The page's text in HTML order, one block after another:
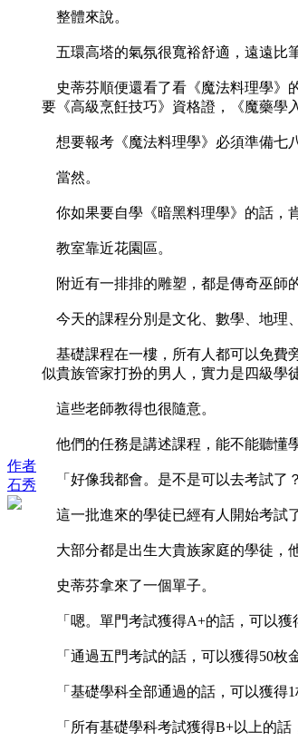
作者
石秀
整體來說。
五環高塔的氣氛很寬裕舒適，遠遠比
史蒂芬順便還看了看《魔法料理學》
要《高級烹飪技巧》資格證，《魔藥學
想要報考《魔法料理學》必須準備七
當然。
你如果要自學《暗黑料理學》的話，
教室靠近花園區。
附近有一排排的雕塑，都是傳奇巫師
今天的課程分別是文化、數學、地理
基礎課程在一樓，所有人都可以免費
似貴族管家打扮的男人，實力是四級學
這些老師教得也很隨意。
他們的任務是講述課程，能不能聽懂
「好像我都會。是不是可以去考試了
這一批進來的學徒已經有人開始考試了
大部分都是出生大貴族家庭的學徒，
史蒂芬拿來了一個單子。
「嗯。單門考試獲得A+的話，可以獲
「通過五門考試的話，可以獲得50枚
「基礎學科全部通過的話，可以獲得1
「所有基礎學科考試獲得B+以上的話